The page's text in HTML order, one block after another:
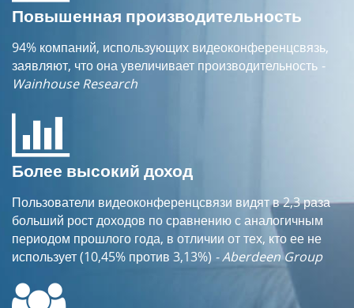
Повышенная производительность
94% компаний, использующих видеоконференцсвязь,
заявляют, что она увеличивает производительность -
Wainhouse Research
Более высокий доход
Пользователи видеоконференцсвязи видят в 2,3 раза
больший рост доходов по сравнению с аналогичным
периодом прошлого года, в отличии от тех, кто ее не
использует (10,45% против 3,13%) - Aberdeen Group